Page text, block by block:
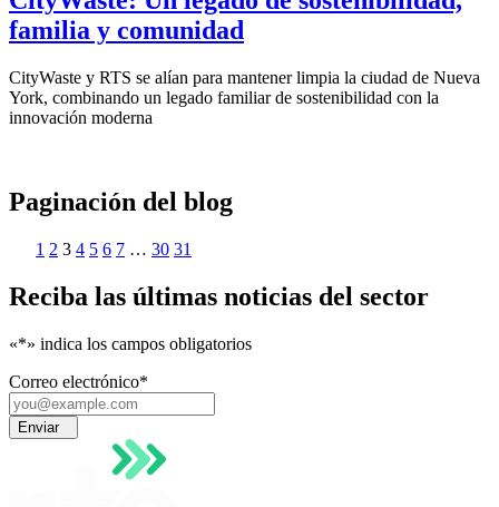
familia y comunidad
CityWaste y RTS se alían para mantener limpia la ciudad de Nueva
York, combinando un legado familiar de sostenibilidad con la
innovación moderna
Paginación del blog
1 2 3 4 5 6 7 … 30 31
Reciba las últimas noticias del sector
«*» indica los campos obligatorios
Correo electrónico*
Enviar